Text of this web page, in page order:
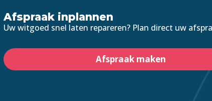
Afspraak inplannen
Uw witgoed snel laten repareren? Plan direct uw
Afspraak maken